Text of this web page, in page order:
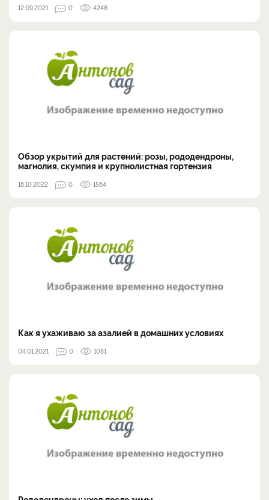
12.09.2021 0 4248
Обзор укрытий для растений: розы, рододендроны,
магнолия, скумпия и крупнолистная гортензия
16.10.2022 0 1564
Как я ухаживаю за азалией в домашних условиях
04.01.2021 0 1081